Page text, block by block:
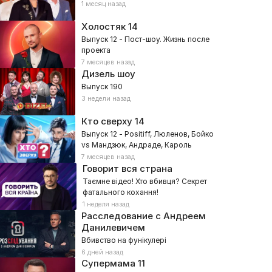
1 месяц назад
Холостяк14
Выпуск 12 - Пост-шоу. Жизнь после
проекта
7 месяцев назад
Дизель шоу
Выпуск 190
3 недели назад
Кто сверху14
Выпуск 12 - Positiff, Люленов, Бойко
vs Мандзюк, Андраде, Кароль
7 месяцев назад
Говорит вся страна
Таємне відео! Хто вбивця? Секрет
фатального кохання!
1 неделя назад
Расследование с Андреем
Данилевичем
Вбивство на фунікулері
6 дней назад
Супермама 11